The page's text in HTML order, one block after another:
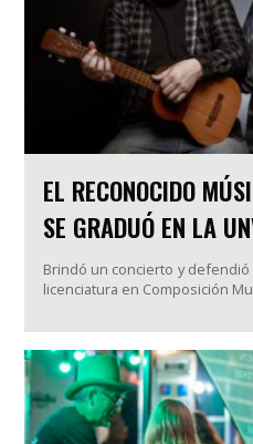
EL RECONOCIDO
SE GRADUÓ EN LA
Brindó un concierto y
licenciatura en Composición